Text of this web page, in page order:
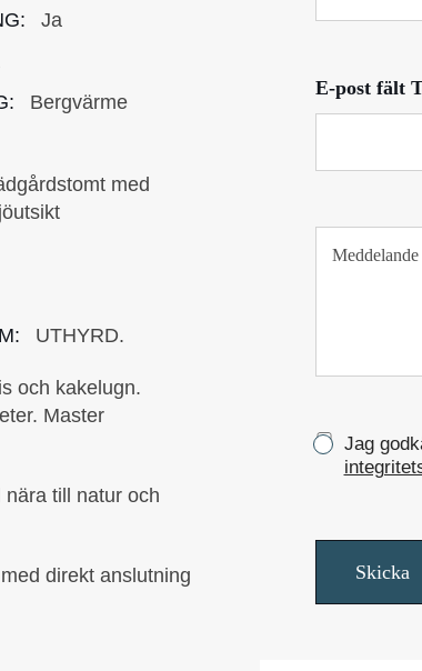
Ja
Bergvärme
med
UTHYRD.
och kakelugn.
Master
till natur och
direkt anslutning
l
o
n
E-post fält
y
e
K
s
t
Jag
Skicka